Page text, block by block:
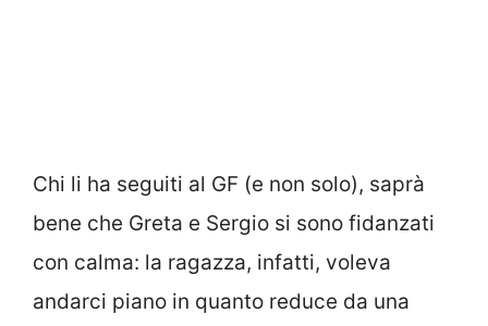
Chi li ha seguiti al GF (e non solo), saprà
bene che Greta e Sergio si sono fidanzati
con calma: la ragazza, infatti, voleva
andarci piano in quanto reduce da una